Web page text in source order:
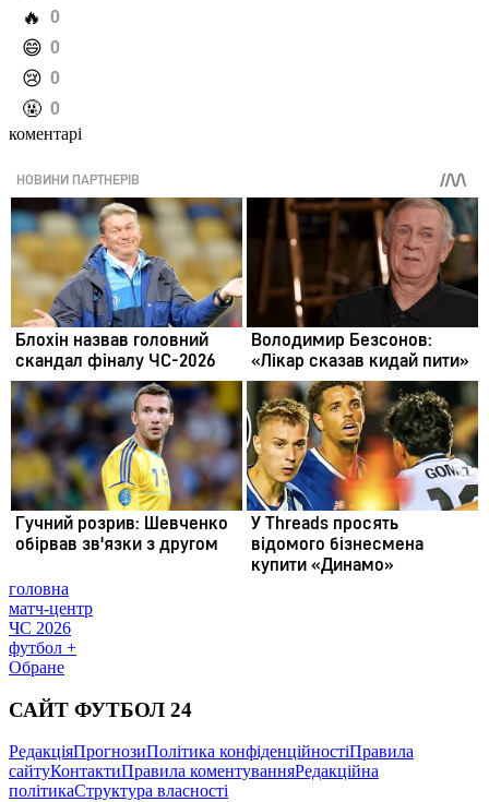
️🔥 0
️😄 0
️😢 0
️🤬 0
коментарі
головна
матч-центр
ЧС 2026
футбол +
Обране
САЙТ ФУТБОЛ 24
РедакціяПрогнозиПолітика конфіденційностіПравила
сайтуКонтактиПравила коментуванняРедакційна
політикаСтруктура власності